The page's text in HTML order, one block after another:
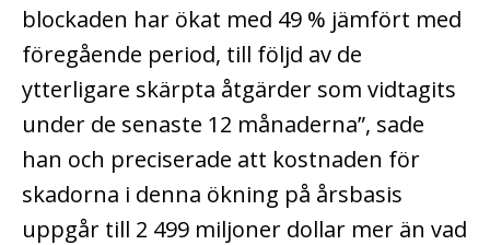
blockaden har ökat med 49 % jämfört med
föregående period, till följd av de
ytterligare skärpta åtgärder som vidtagits
under de senaste 12 månaderna”, sade
han och preciserade att kostnaden för
skadorna i denna ökning på årsbasis
uppgår till 2 499 miljoner dollar mer än vad